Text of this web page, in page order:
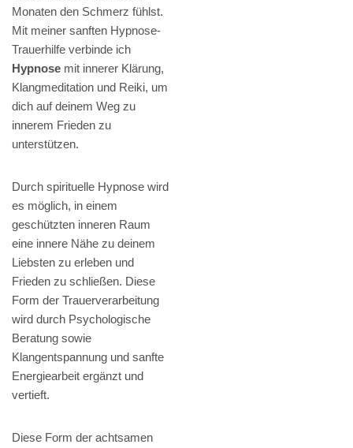
Monaten den Schmerz fühlst.
Mit meiner sanften Hypnose-
Trauerhilfe verbinde ich
Hypnose mit innerer Klärung,
Klangmeditation und Reiki, um
dich auf deinem Weg zu
innerem Frieden zu
unterstützen.
Durch spirituelle Hypnose wird
es möglich, in einem
geschützten inneren Raum
eine innere Nähe zu deinem
Liebsten zu erleben und
Frieden zu schließen. Diese
Form der Trauerverarbeitung
wird durch Psychologische
Beratung sowie
Klangentspannung und sanfte
Energiearbeit ergänzt und
vertieft.
Diese Form der achtsamen